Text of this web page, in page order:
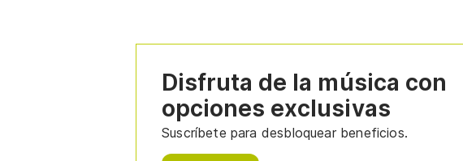
Disfruta de la música con
opciones exclusivas
Suscríbete para desbloquear beneficios.